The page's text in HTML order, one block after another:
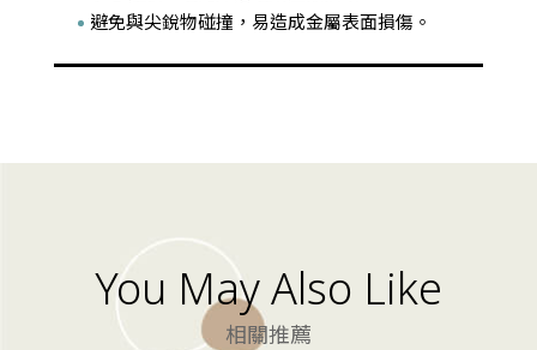
避免與尖銳物碰撞，易造成金屬表面損傷。
You May Also Like
相關推薦